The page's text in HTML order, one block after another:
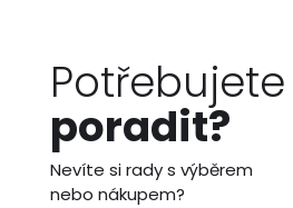
Potřebujete
poradit?
Nevíte si rady s výběrem
nebo nákupem?